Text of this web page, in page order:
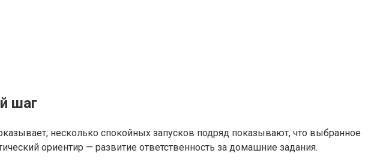
шаг
несколько спокойных запусков подряд показывают, что выбранное
ориентир — развитие ответственность за домашние задания.